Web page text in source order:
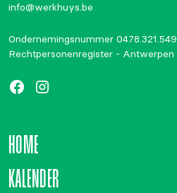
info@werkhuys.be
Ondernemingsnummer 0478.321.549
Rechtpersonenregister - Antwerpen
HOME
KALENDER